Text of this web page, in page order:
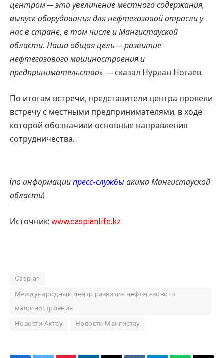
центром — это увеличение местного содержания,
выпуск оборудования для нефтегазовой отрасли у
нас в стране, в том числе и Мангистауской
области. Наша общая цель — развитие
нефтегазового машиностроения и
предпринимательства», — сказал Нурлан Ногаев.
По итогам встречи, представители центра провели
встречу с местными предпринимателями, в ходе
которой обозначили основные направления
сотрудничества.
(по информации пресс-службы акима Мангистауской
области)
Источник: www.caspianlife.kz
Caspian
Международный центр развития нефтегазового
машиностроения
Новости Актау Новости Мангистау